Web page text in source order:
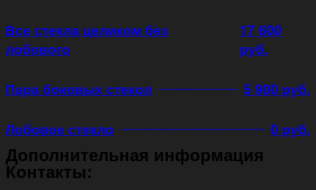
Все стекла целиком без
лобового
17 600
руб.
Пара боковых стекол 5 900 руб.
Лобовое стекло 0 руб.
Дополнительная информация
Контакты: